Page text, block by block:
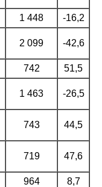
1 448 -16,2
2 099 -42,6
742 51,5
1 463 -26,5
743 44,5
719 47,6
964
8,7